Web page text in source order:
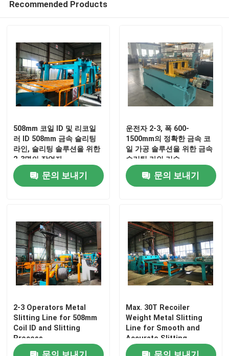
Recommended Products
508mm 코일 ID 및 리코일
러 ID 508mm 금속 슬리팅
라인, 슬리팅 솔루션을 위한
2-3명의 작업자
문의 보내기
운전자 2-3, 폭 600-
1500mm의 정확한 금속 코
일 가공 솔루션을 위한 금속
슬리팅 라인 기술
문의 보내기
2-3 Operators Metal
Slitting Line for 508mm
Coil ID and Slitting
Process
Max. 30T Recoiler
Weight Metal Slitting
Line for Smooth and
Accurate Slitting